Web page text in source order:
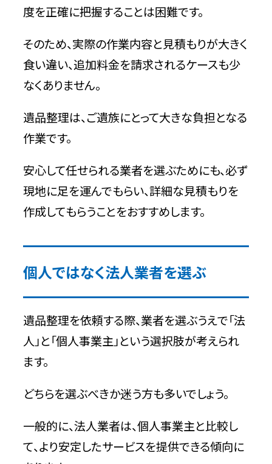
度を正確に把握することは困難です。
そのため、実際の作業内容と見積もりが大きく
食い違い、追加料金を請求されるケースも少
なくありません。
遺品整理は、ご遺族にとって大きな負担となる
作業です。
安心して任せられる業者を選ぶためにも、必ず
現地に足を運んでもらい、詳細な見積もりを
作成してもらうことをおすすめします。
個人ではなく法人業者を選ぶ
遺品整理を依頼する際、業者を選ぶうえで「法
人」と「個人事業主」という選択肢が考えられ
ます。
どちらを選ぶべきか迷う方も多いでしょう。
一般的に、法人業者は、個人事業主と比較し
て、より安定したサービスを提供できる傾向に